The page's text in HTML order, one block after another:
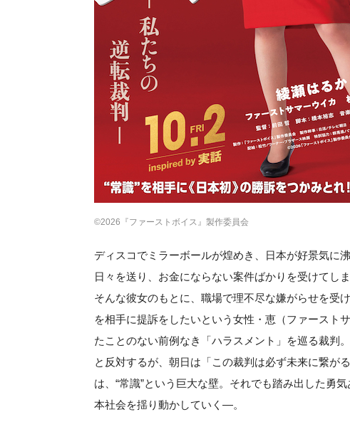
©2026『ファーストボイス』製作委員会
ディスコでミラーボールが煌めき、日本が好景気
日々を送り、お金にならない案件ばかりを受けてし
そんな彼女のもとに、職場で理不尽な嫌がらせを受
を相手に提訴をしたいという女性・恵（ファースト
たことのない前例なき「ハラスメント」を巡る裁判
と反対するが、朝日は「この裁判は必ず未来に繋が
は、“常識”という巨大な壁。それでも踏み出した勇
本社会を揺り動かしていく—。